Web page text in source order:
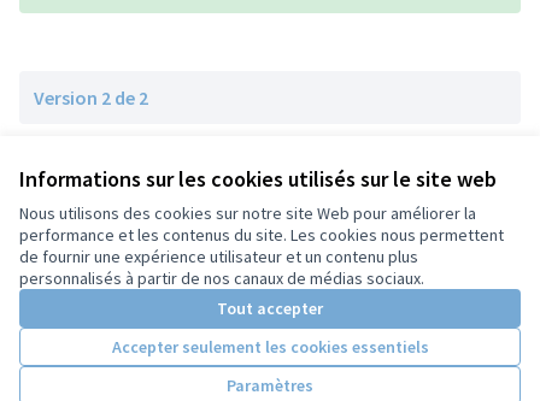
Informations sur les cookies utilisés sur le site web
Nous utilisons des cookies sur notre site Web pour améliorer la
performance et les contenus du site. Les cookies nous permettent
de fournir une expérience utilisateur et un contenu plus
personnalisés à partir de nos canaux de médias sociaux.
Tout accepter
Accepter seulement les cookies essentiels
Paramètres
Version 2 de 2
Version 1 de 2
Conditions d'utilisation
Paramètres des cookies
Licence
(Lien